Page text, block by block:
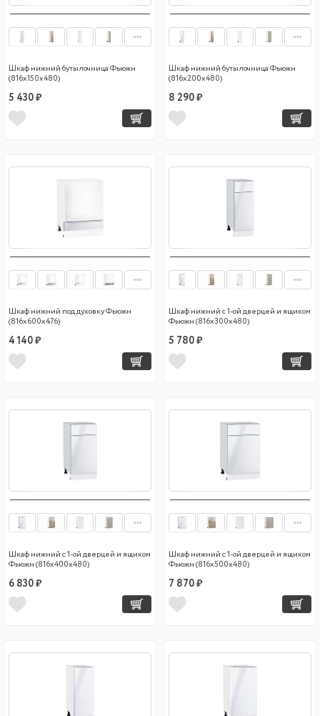
Шкаф нижний бутылочница Фьюжн
(816х150х480)
5 430 ₽
Шкаф нижний бутылочница Фьюжн
(816х200х480)
8 290 ₽
Шкаф нижний под духовку Фьюжн
(816х600х476)
4 140 ₽
Шкаф нижний с 1-ой дверцей и ящиком
Фьюжн (816х300х480)
5 780 ₽
Шкаф нижний с 1-ой дверцей и ящиком
Фьюжн (816х400х480)
6 830 ₽
Шкаф нижний с 1-ой дверцей и ящиком
Фьюжн (816х500х480)
7 870 ₽